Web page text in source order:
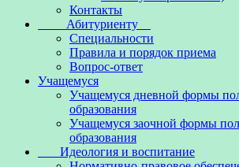
Контакты
Абитуриенту
Специальности
Правила и порядок приема
Вопрос-ответ
Учащемуся
Учащемуся дневной формы
образования
Учащемуся заочной формы
образования
Идеология и воспитание